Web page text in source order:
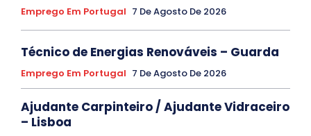
Emprego Em Portugal 7 De Agosto De 2026
Técnico de Energias Renováveis – Guarda
Emprego Em Portugal 7 De Agosto De 2026
Ajudante Carpinteiro / Ajudante Vidraceiro
– Lisboa